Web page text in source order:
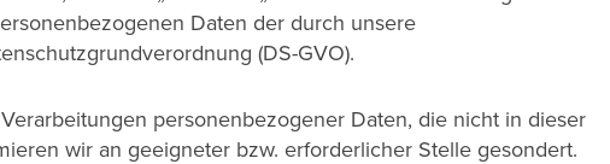
Daten der durch unsere
(DS-GVO).
personenbezogener Daten, die nicht in dieser
wir an geeigneter bzw. erforderlicher Stelle gesondert.